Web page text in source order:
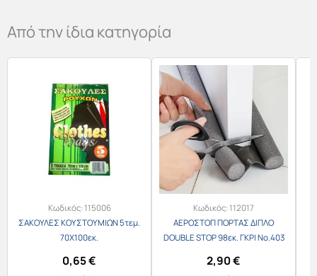
Από την ίδια κατηγορία
Κωδικός:115006
ΣΑΚΟΥΛΕΣ ΚΟΥΣΤΟΥΜΙΩΝ 5τεμ.
70Χ100εκ.
0,65€
Κωδικός:112017
ΑΕΡΟΣΤΟΠ ΠΟΡΤΑΣ ΔΙΠΛΟ
DOUBLE STOP 98εκ. ΓΚΡΙ Νο.403
2,90€